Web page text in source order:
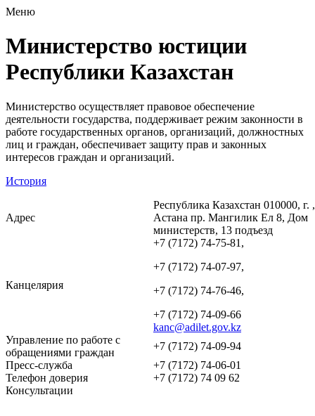
Меню
Министерство юстиции
Республики Казахстан
Министерство осуществляет правовое обеспечение
деятельности государства, поддерживает режим законности в
работе государственных органов, организаций, должностных
лиц и граждан, обеспечивает защиту прав и законных
интересов граждан и организаций.
История
Адрес
Республика Казахстан 010000, г. ,
Астана пр. Мангилик Ел 8, Дом
министерств, 13 подъезд
Канцелярия
+7 (7172) 74-75-81,
+7 (7172) 74-07-97,
+7 (7172) 74-76-46,
+7 (7172) 74-09-66
kanc@adilet.gov.kz
Управление по работе с
обращениями граждан
+7 (7172) 74-09-94
Пресс-служба
+7 (7172) 74-06-01
Телефон доверия
+7 (7172) 74 09 62
Консультации